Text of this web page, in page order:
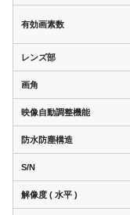
有効画素数
レンズ部
画角
映像自動調整機能
防水防塵構造
S/N
解像度 ( 水平 )